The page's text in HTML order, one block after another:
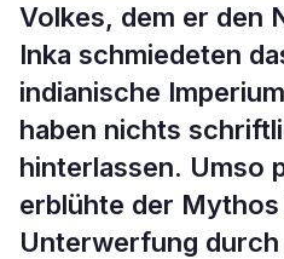
Volkes, dem er den
Inka schmiedeten
indianische
haben nichts
hinterlassen. Umso
erblühte der Mythos
Unterwerfung durch